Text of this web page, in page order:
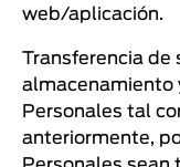
web/aplicación.
Transferencia de
almacenamiento
Personales tal
anteriormente,